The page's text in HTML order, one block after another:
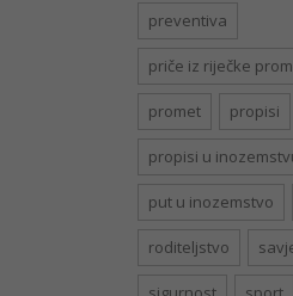
preventiva
priče iz riječke
promet propisi
propisi u
put u inozemstvo
roditeljstvo